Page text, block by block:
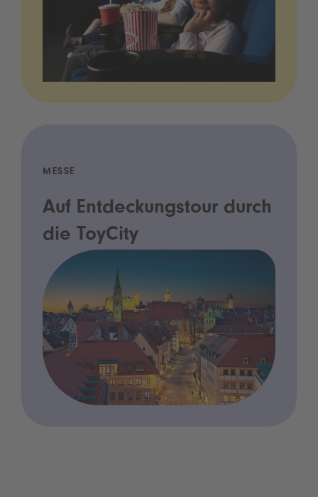
MESSE
Auf Entdeckungstour durch
die ToyCity